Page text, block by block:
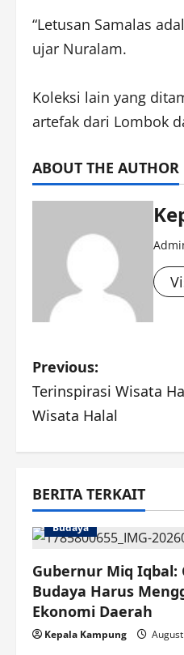
“Letusan Samalas
ujar Nuralam.
Koleksi lain yang
artefak dari Lombok
ABOUT THE AUTHOR
P
o
n
a
v
i
g
Previous:
Terinspirasi Wisata
Wisata Halal
BERITA TERKAIT
Budaya
Gubernur Miq Iqbal:
Budaya Harus
Ekonomi Daerah
Kepala Kampung